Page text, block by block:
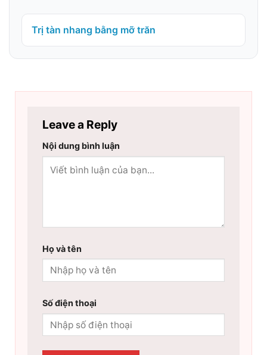
Trị tàn nhang bằng mỡ trăn
Leave a Reply
Nội dung bình luận
Họ và tên
Số điện thoại